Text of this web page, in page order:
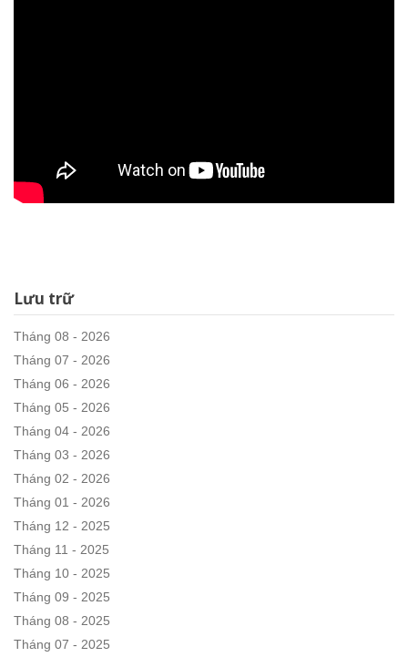
Lưu trữ
Tháng 08 - 2026
Tháng 07 - 2026
Tháng 06 - 2026
Tháng 05 - 2026
Tháng 04 - 2026
Tháng 03 - 2026
Tháng 02 - 2026
Tháng 01 - 2026
Tháng 12 - 2025
Tháng 11 - 2025
Tháng 10 - 2025
Tháng 09 - 2025
Tháng 08 - 2025
Tháng 07 - 2025